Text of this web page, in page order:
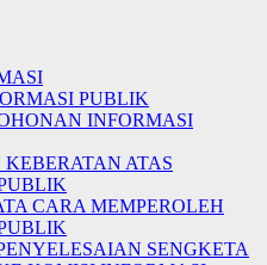
PUBLIK
INFORMASI
ATAS
CARA MEMPEROLEH
SENGKETA